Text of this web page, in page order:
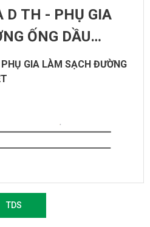
D TH - PHỤ GIA
ỐNG DẦU
GIA LÀM SẠCH ĐƯỜNG
TDS